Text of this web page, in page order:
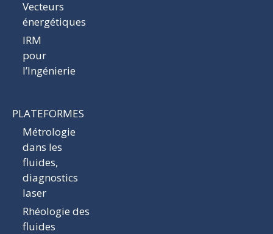
Vecteurs
énergétiques
IRM
pour
l’Ingénierie
PLATEFORMES
Métrologie
dans les
fluides,
diagnostics
laser
Rhéologie des
fluides